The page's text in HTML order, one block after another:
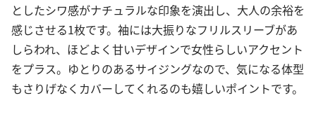
としたシワ感がナチュラルな印象を演出し、大人の余裕を
感じさせる1枚です。袖には大振りなフリルスリーブがあ
しらわれ、ほどよく甘いデザインで女性らしいアクセント
をプラス。ゆとりのあるサイジングなので、気になる体型
もさりげなくカバーしてくれるのも嬉しいポイントです。